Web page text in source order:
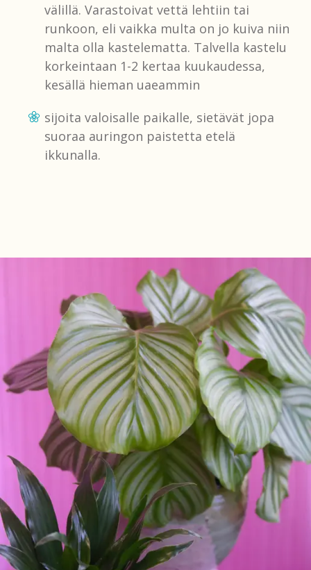
välillä. Varastoivat vettä lehtiin tai
runkoon, eli vaikka multa on jo kuiva niin
malta olla kastelematta. Talvella kastelu
korkeintaan 1-2 kertaa kuukaudessa,
kesällä hieman uaeammin
sijoita valoisalle paikalle, sietävät jopa
suoraa auringon paistetta etelä
ikkunalla.